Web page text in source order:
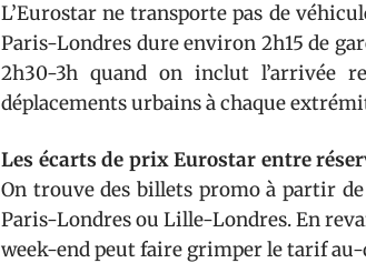
L’Eurostar ne transporte pas de
Paris-Londres dure environ 2h15 de
2h30-3h quand on inclut l’arrivée
déplacements urbains à chaque
Les écarts de prix Eurostar entre
On trouve des billets promo à partir
Paris-Londres ou Lille-Londres. En
week-end peut faire grimper le tarif au-